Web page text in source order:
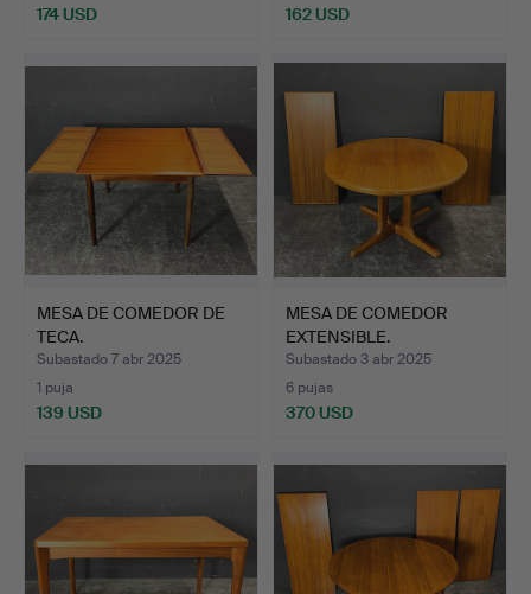
174 USD 162 USD
MESA DE COMEDOR DE
TECA.
Subastado 7 abr 2025
1 puja
139 USD
MESA DE COMEDOR
EXTENSIBLE.
Subastado 3 abr 2025
6 pujas
370 USD